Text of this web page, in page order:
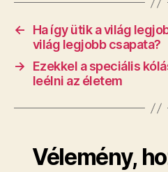
←
Ha így ütik a világ
világ legjobb csapata?
→
Ezekkel a speciális
leélni az életem
Vélemény,